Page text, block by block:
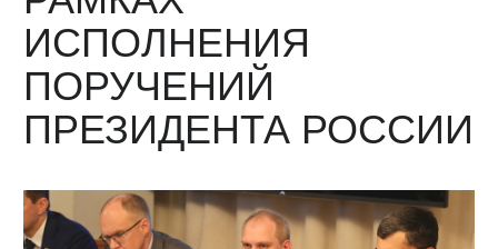
ИСПОЛНЕНИЯ
ПОРУЧЕНИЙ
ПРЕЗИДЕНТА РОССИИ